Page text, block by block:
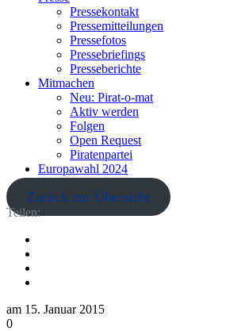
Pressekontakt
Pressemitteilungen
Pressefotos
Pressebriefings
Presseberichte
Mitmachen
Neu: Pirat-o-mat
Aktiv werden
Folgen
Open Request
Piratenpartei
Europawahl 2024
Zurück zur Übersicht
Teilen:
am 15. Januar 2015
0